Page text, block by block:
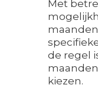
Met
de regel
kiezen.